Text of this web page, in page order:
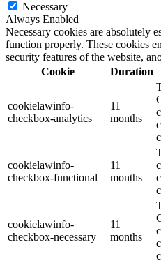
Necessary
Always Enabled
Necessary cookies are absolutely
function properly. These cookies
security features of the website,
Cookie
Duration
cookielawinfo-
checkbox-analytics
11
months
cookielawinfo-
checkbox-functional
11
months
cookielawinfo-
checkbox-necessary
11
months